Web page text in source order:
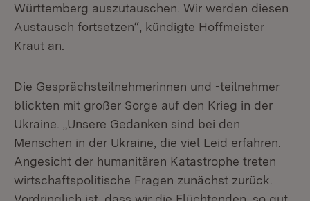
Württemberg auszutauschen. Wir werden diesen
Austausch fortsetzen“, kündigte Hoffmeister
Kraut an.
Die Gesprächsteilnehmerinnen und -teilnehmer
blickten mit großer Sorge auf den Krieg in der
Ukraine. „Unsere Gedanken sind bei den
Menschen in der Ukraine, die viel Leid erfahren.
Angesicht der humanitären Katastrophe treten
wirtschaftspolitische Fragen zunächst zurück.